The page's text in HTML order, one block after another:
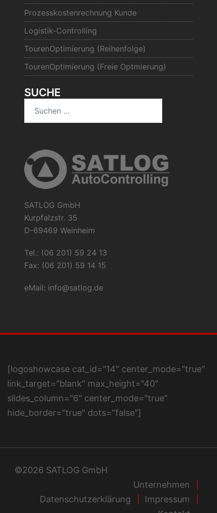
Prozesskostenrechnung Kunde
Logistik-Controlling
TourenOptimierung (Reihenfolge)
TourenOptimierung (Freie Optmierung)
SUCHE
nach:
SATLOG GmbH
Kurpfalzstr. 35
D-69469 Weinheim
Tel.: (06 201) 59 24 13
Fax: (06 201) 59 14 15
eMail: info@satlog.de
[logoshowcase cat_id="14" center_mode="true"
link_target="blank" max_height="40"
slides_column="6" center_mode="true"
hide_border="true" dots="false"]
©2026 SATLOG GmbH
Unternehmen
Datenschutzerklärung
Impressum